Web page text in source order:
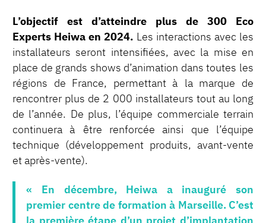
L’objectif est d’atteindre plus de 300 Eco
Experts Heiwa en 2024. Les interactions avec les
installateurs seront intensifiées, avec la mise en
place de grands shows d’animation dans toutes les
régions de France, permettant à la marque de
rencontrer plus de 2 000 installateurs tout au long
de l’année. De plus, l’équipe commerciale terrain
continuera à être renforcée ainsi que l’équipe
technique (développement produits, avant-vente
et après-vente).
« En décembre, Heiwa a inauguré son
premier centre de formation à Marseille. C’est